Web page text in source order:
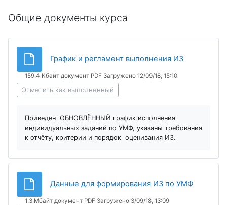
Общие документы курса
График и регламент выполнения ИЗФайл
159.4 Кбайт документ PDF Загружено 12/09/18, 15:10
Отметить как выполненный
Приведен ОБНОВЛЁННЫЙ график исполнения
индивидуальных заданий по УМФ, указаны требования
к отчёту, критерии и порядок оценивания ИЗ.
Данные для формирования ИЗ по УМФ
1.3 Мбайт документ PDF Загружено 3/09/18, 13:09